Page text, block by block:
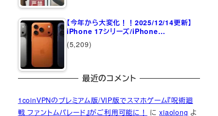
【今年から大変化！！2025/12/14更新】
iPhone 17シリーズ/iPhone…
(5,209)
最近のコメント
1coinVPNのプレミアム版/VIP版でスマホゲーム『呪術廻
戦 ファントムパレード』がご利用可能に！
にxiaolong よ